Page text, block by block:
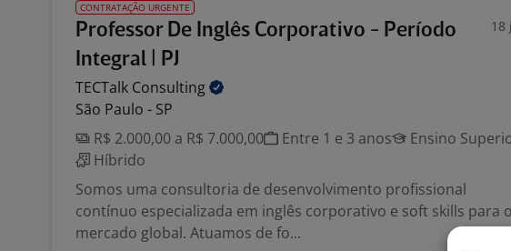
CONTRATAÇÃO URGENTE
Professor De Inglês Corporativo - Período
Integral | PJ
18
TECTalk Consulting
São Paulo - SP
R$ 2.000,00 a R$ 7.000,00
Entre 1 e 3 anos
Ensino
Híbrido
Somos uma consultoria de desenvolvimento profissional
contínuo especializada em inglês corporativo e soft skills para o
mercado global. Atuamos de fo...